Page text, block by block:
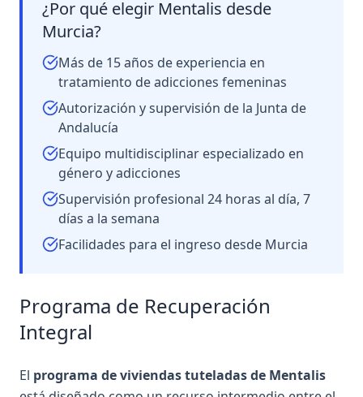
¿Por qué elegir Mentalis desde
Murcia?
Más de 15 años de experiencia en
tratamiento de adicciones femeninas
Autorización y supervisión de la Junta de
Andalucía
Equipo multidisciplinar especializado en
género y adicciones
Supervisión profesional 24 horas al día, 7
días a la semana
Facilidades para el ingreso desde Murcia
Programa de Recuperación
Integral
El programa de viviendas tuteladas de Mentalis